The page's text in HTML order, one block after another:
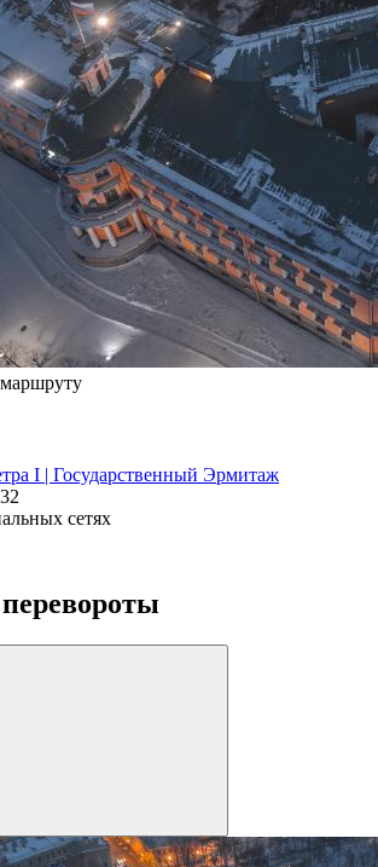
I | Государственный Эрмитаж
сетях